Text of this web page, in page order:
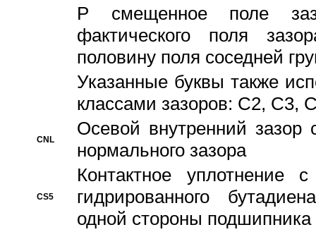
P смещенное поле
фактического поля
половину поля соседней
Указанные буквы также
классами зазоров: С2,
CNL
Осевой внутренний зазор
нормального зазора
CS5
Контактное уплотнение
гидрированного
одной стороны подшипника